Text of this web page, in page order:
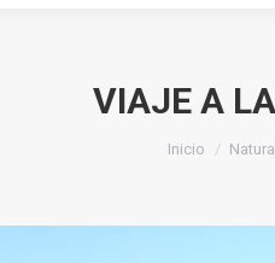
VIAJE A
Estás aquí:
Inicio